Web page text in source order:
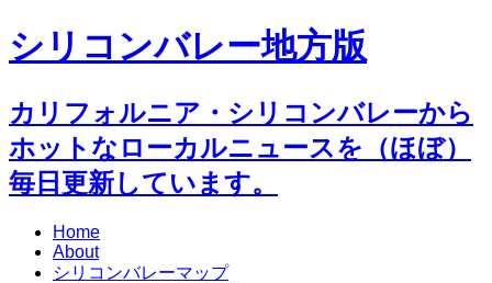
シリコンバレー地方版
カリフォルニア・シリコンバレーから
ホットなローカルニュースを（ほぼ）
毎日更新しています。
Home
About
シリコンバレーマップ